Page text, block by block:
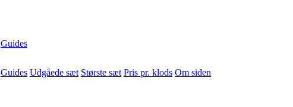
Guides
Guides Udgåede sæt Største sæt Pris pr. klods Om siden